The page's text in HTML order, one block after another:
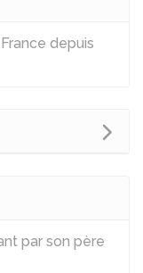
depuis
par son père